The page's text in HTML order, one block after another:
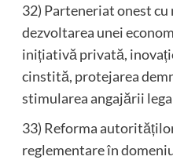
32) Parteneriat onest
dezvoltarea unei
inițiativă privată,
cinstită, protejarea
stimularea angajării
33) Reforma
reglementare în